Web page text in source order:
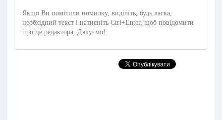
Якщо Ви помітили помилку, виділіть, будь ласка,
необхідний текст і натисніть Ctrl+Enter, щоб повідомити
про це редактора. Дякуємо!